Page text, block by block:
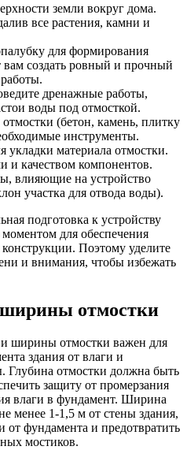
земли вокруг дома.
все растения, камни и
для формирования
создать ровный и прочный
дренажные работы,
воды под отмосткой.
(бетон, камень, плитку
инструменты.
укладки материала отмостки.
и качеством компонентов.
влияющие на устройство
участка для отвода воды).
подготовка к устройству
для обеспечения
Поэтому уделите
и внимания, чтобы избежать
отмостки
ширины отмостки важен для
здания от влаги и
Глубина отмостки должна быть
защиту от промерзания
влаги в фундамент. Ширина
менее 1-1,5 м от стены здания,
от фундамента и предотвратить
мостиков.